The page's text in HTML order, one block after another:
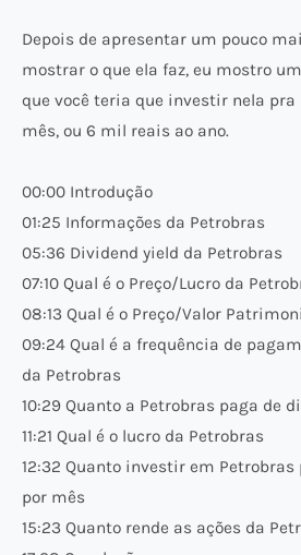
Depois de apresentar um pouco
mostrar o que ela faz, eu mostro
que você teria que investir nela pra
mês, ou 6 mil reais ao ano.
00:00 Introdução
01:25 Informações da Petrobras
05:36 Dividend yield da Petrobras
07:10 Qual é o Preço/Lucro da
08:13 Qual é o Preço/Valor
09:24 Qual é a frequência de
da Petrobras
10:29 Quanto a Petrobras paga de
11:21 Qual é o lucro da Petrobras
12:32 Quanto investir em
por mês
15:23 Quanto rende as ações da